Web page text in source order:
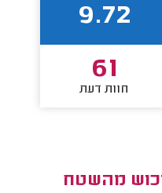
9.72
61
חוות דעת
מהשטח